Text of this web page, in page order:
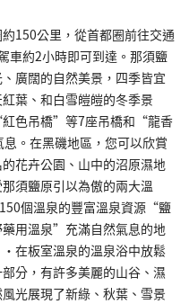
150公里，從首都圈前往交通
車約2小時即可到達。那須鹽
廣闊的自然美景，四季皆宜
葉、和白雪皚皚的冬季景
色吊橋”等7座吊橋和“龍香
。在黑磯地區，您可以欣賞
花卉公園、山中的沼原濕地
須鹽原引以為傲的兩大溫
個溫泉的豐富溫泉資源“鹽
用溫泉”充滿自然氣息的地
在板室溫泉的溫泉浴中放鬆
分，有許多美麗的山谷、濕
光展現了新綠、秋葉、雪景